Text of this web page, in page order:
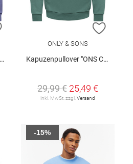
ZUR WUNSCHLISTE HINZUFÜGEN
ZUR
ONLY & SONS
Kapuzenpullover "ONS Ceres"
29,99 € 25,49 €
inkl. MwSt. zzgl.Versand
-15%